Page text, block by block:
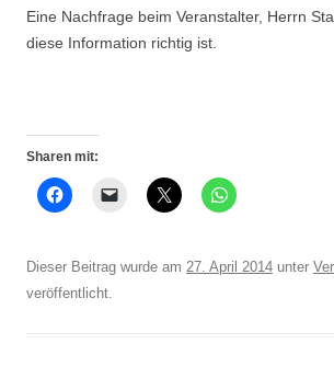
Eine Nachfrage beim Veranstalter, Herrn
diese Information richtig ist.
Sharen mit:
Dieser Beitrag wurde am 27. April 2014 unter
veröffentlicht.